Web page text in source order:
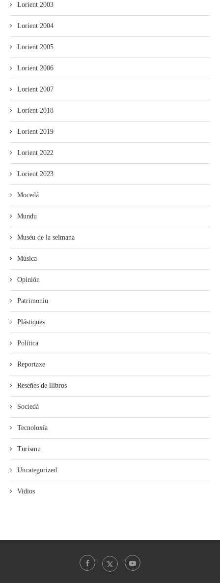
Lorient 2003
Lorient 2004
Lorient 2005
Lorient 2006
Lorient 2007
Lorient 2018
Lorient 2019
Lorient 2022
Lorient 2023
Mocedá
Mundu
Muséu de la selmana
Música
Opinión
Patrimoniu
Plástiques
Política
Reportaxe
Reseñes de llibros
Sociedá
Tecnoloxía
Turismu
Uncategorized
Vidios